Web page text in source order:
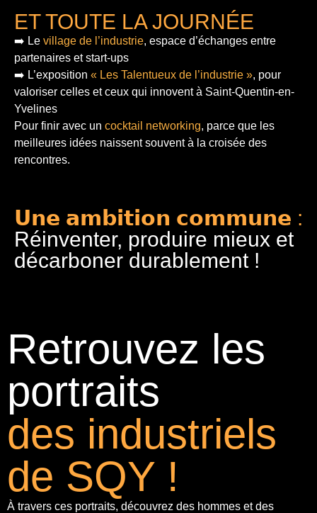
ET TOUTE LA JOURNÉE
➡️ Le village de l’industrie, espace d’échanges entre
partenaires et start-ups
➡️ L’exposition « Les Talentueux de l’industrie », pour
valoriser celles et ceux qui innovent à Saint-Quentin-en-
Yvelines
Pour finir avec un cocktail networking, parce que les
meilleures idées naissent souvent à la croisée des
rencontres.
𝗨𝗻𝗲 𝗮𝗺𝗯𝗶𝘁𝗶𝗼𝗻 𝗰𝗼𝗺𝗺𝘂𝗻𝗲 :
Réinventer, produire mieux et
décarboner durablement !
Retrouvez les
portraits
des industriels
de SQY !
À travers ces portraits, découvrez des hommes et des